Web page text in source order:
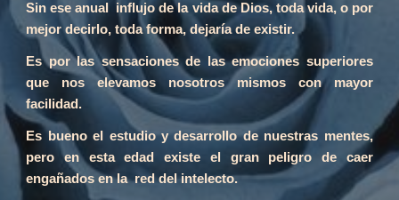
Sin ese anual influjo de la vida de Dios, toda vida, o por
mejor decirlo, toda forma, dejaría de existir.
Es por las sensaciones de las emociones superiores
que nos elevamos nosotros mismos con mayor
facilidad.
Es bueno el estudio y desarrollo de nuestras mentes,
pero en esta edad existe el gran peligro de caer
engañados en la red del intelecto.